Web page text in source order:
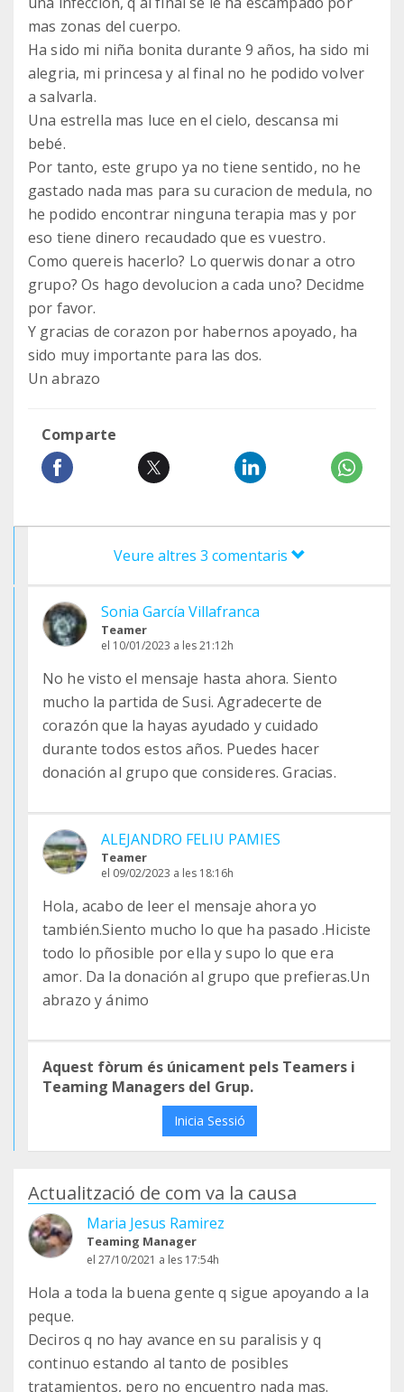
mas zonas del cuerpo.
Ha sido mi niña bonita durante 9 años, ha sido mi
alegria, mi princesa y al final no he podido volver
a salvarla.
Una estrella mas luce en el cielo, descansa mi
bebé.
Por tanto, este grupo ya no tiene sentido, no he
gastado nada mas para su curacion de medula, no
he podido encontrar ninguna terapia mas y por
eso tiene dinero recaudado que es vuestro.
Como quereis hacerlo? Lo querwis donar a otro
grupo? Os hago devolucion a cada uno? Decidme
por favor.
Y gracias de corazon por habernos apoyado, ha
sido muy importante para las dos.
Un abrazo
Comparte
Veure altres 3 comentaris
Sonia García Villafranca
Teamer
el 10/01/2023 a les 21:12h
No he visto el mensaje hasta ahora. Siento
mucho la partida de Susi. Agradecerte de
corazón que la hayas ayudado y cuidado
durante todos estos años. Puedes hacer
donación al grupo que consideres. Gracias.
ALEJANDRO FELIU PAMIES
Teamer
el 09/02/2023 a les 18:16h
Hola, acabo de leer el mensaje ahora yo
también.Siento mucho lo que ha pasado .Hiciste
todo lo pñosible por ella y supo lo que era
amor. Da la donación al grupo que prefieras.Un
abrazo y ánimo
Aquest fòrum és únicament pels Teamers i
Teaming Managers del Grup.
Inicia Sessió
Actualització de com va la causa
Maria Jesus Ramirez
Teaming Manager
el 27/10/2021 a les 17:54h
Hola a toda la buena gente q sigue apoyando a la
peque.
Deciros q no hay avance en su paralisis y q
continuo estando al tanto de posibles
tratamientos, pero no encuentro nada mas.